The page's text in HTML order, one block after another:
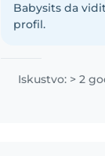
Babysits da
profil.
Iskustvo: > 2